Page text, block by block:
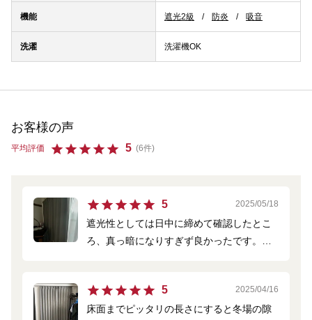
機能 遮光2級 防炎 吸音
洗濯 洗濯機OK
お客様の声
平均評価 5 (6件)
5 2025/05/18
遮光性としては日中に締めて確認したとこ
ろ、真っ暗になりすぎず良かったです。床
リーツ加工をしないと商品画像よりナチュ
ラルな印象で、自分好みでした。
5 2025/04/16
床面までピッタリの長さにすると冬場の隙